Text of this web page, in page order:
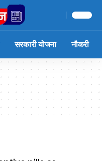
सरकारी योजना नौकरी